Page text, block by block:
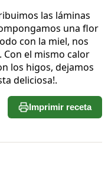
las láminas
una flor
con la miel, nos
Con el mismo calor
los higos, dejamos
deliciosa!.
Imprimir receta